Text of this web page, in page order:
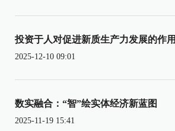
投资于人对促进新质生产力发展的作用
2025-12-10 09:01
数实融合：“智”绘实体经济新蓝图
2025-11-19 15:41